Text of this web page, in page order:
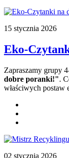
15 stycznia 2026
Eko-
Zapraszamy grupy
dobre poranki!".
właściwych postaw
02 stycznia 2026